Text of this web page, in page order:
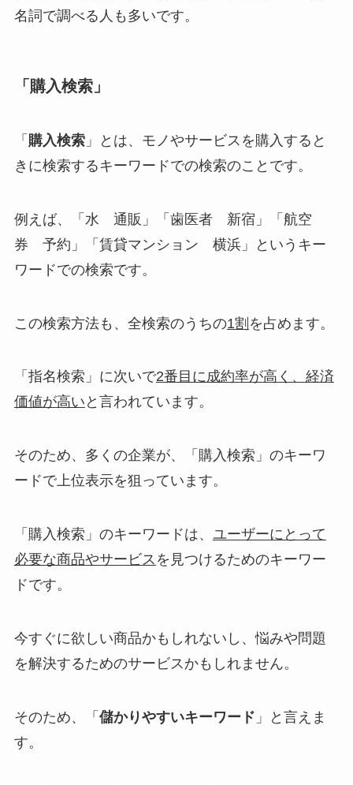
名詞で調べる人も多いです。
「購入検索」
「 購入検索」とは、 モノやサービスを購入すると
きに検索するキーワードでの検索のことです。
例えば、「水 通販」「歯医者 新宿」「航空
券 予約」「賃貸マンション 横浜」というキー
ワードでの検索です。
この検索方法も、全検索のうちの1割 を占めます。
「指名検索」に次いで2番目に成約率が高く、経済
価値が高い と言われています。
そのため、多くの企業が、「購入検索」のキーワ
ードで上位表示を狙っています。
「購入検索」のキーワードは、 ユーザーにとって
必要な商品やサービス を見つけるためのキーワー
ドです。
今すぐに欲しい商品かもしれないし、悩みや問題
を解決するためのサービスかもしれません。
そのため、「 儲かりやすいキーワード 」と言えま
す。